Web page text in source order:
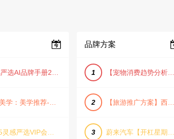
灵感严选AI品牌手册2025_9.0（下载原件更清晰）
IME美学：美学推荐-飞猪旅行春节营销通案
2025灵感严选VIP会员手册【向团队介绍/采购报销用】
品牌方案
1 【宠物消费趋势分析方案】2025年宠物市场消费报告（创意风/橙色风/数据驱动）
2 【旅游推广方案】西安城市旅游介绍PPT（古风/文化/历史）
3 蔚来汽车【开杠星期三】栏目brief